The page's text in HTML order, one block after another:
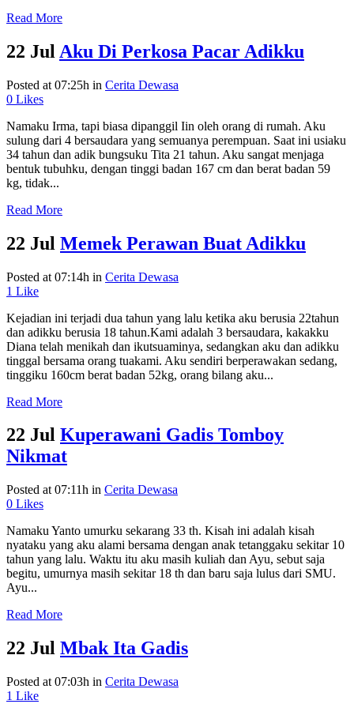
Read More
22 Jul Aku Di Perkosa Pacar Adikku
Posted at 07:25h in Cerita Dewasa
0 Likes
Namaku Irma, tapi biasa dipanggil Iin oleh orang di rumah. Aku
sulung dari 4 bersaudara yang semuanya perempuan. Saat ini usiaku
34 tahun dan adik bungsuku Tita 21 tahun. Aku sangat menjaga
bentuk tubuhku, dengan tinggi badan 167 cm dan berat badan 59
kg, tidak...
Read More
22 Jul Memek Perawan Buat Adikku
Posted at 07:14h in Cerita Dewasa
1 Like
Kejadian ini terjadi dua tahun yang lalu ketika aku berusia 22tahun
dan adikku berusia 18 tahun.Kami adalah 3 bersaudara, kakakku
Diana telah menikah dan ikutsuaminya, sedangkan aku dan adikku
tinggal bersama orang tuakami. Aku sendiri berperawakan sedang,
tinggiku 160cm berat badan 52kg, orang bilang aku...
Read More
22 Jul Kuperawani Gadis Tomboy
Nikmat
Posted at 07:11h in Cerita Dewasa
0 Likes
Namaku Yanto umurku sekarang 33 th. Kisah ini adalah kisah
nyataku yang aku alami bersama dengan anak tetanggaku sekitar 10
tahun yang lalu. Waktu itu aku masih kuliah dan Ayu, sebut saja
begitu, umurnya masih sekitar 18 th dan baru saja lulus dari SMU.
Ayu...
Read More
22 Jul Mbak Ita Gadis
Posted at 07:03h in Cerita Dewasa
1 Like